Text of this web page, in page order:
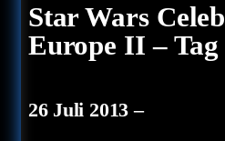
Star Wars
Europe II – Tag
26 Juli 2013–